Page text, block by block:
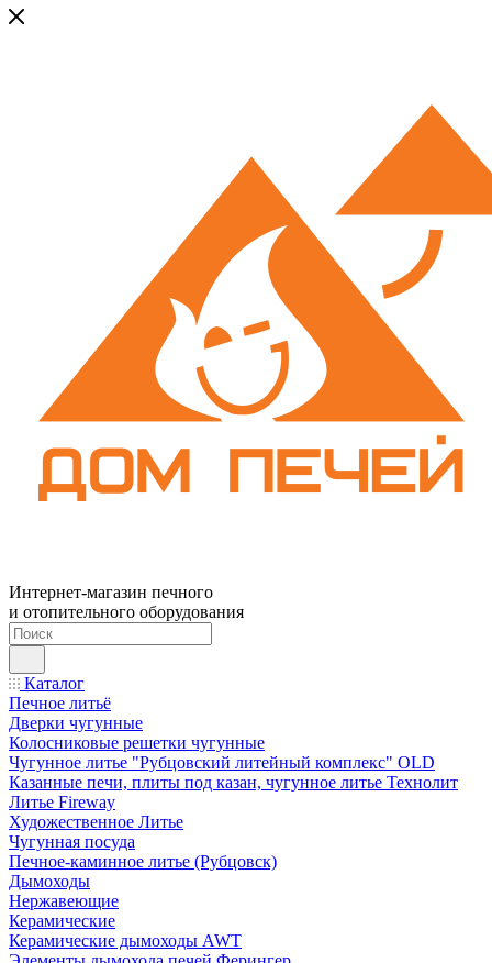
Интернет-магазин печного
и отопительного оборудования
Каталог
Печное литьё
Дверки чугунные
Колосниковые решетки чугунные
Чугунное литье "Рубцовский литейный комплекс" OLD
Казанные печи, плиты под казан, чугунное литье Технолит
Литье Fireway
Художественное Литье
Чугунная посуда
Печное-каминное литье (Рубцовск)
Дымоходы
Нержавеющие
Керамические
Керамические дымоходы AWT